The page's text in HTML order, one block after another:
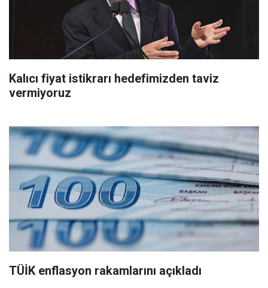
Kalıcı fiyat istikrarı hedefimizden taviz
vermiyoruz
TÜİK enflasyon rakamlarını açıkladı